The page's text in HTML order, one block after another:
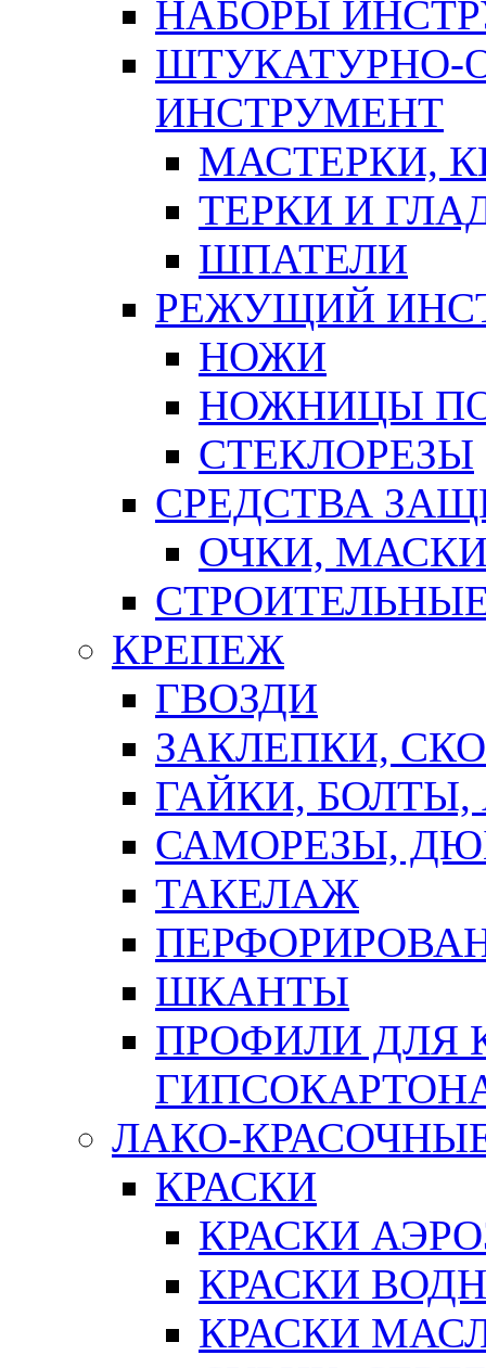
НАБОРЫ
ШТУКАТУРНО-
ИНСТРУМЕНТ
МАСТЕРКИ,
ТЕРКИ И
ШПАТЕЛИ
РЕЖУЩИЙ
НОЖИ
НОЖНИЦЫ
СТЕКЛОРЕЗЫ
СРЕДСТВА
ОЧКИ,
КРЕПЕЖ
ГВОЗДИ
ЗАКЛЕПКИ,
ГАЙКИ,
САМОРЕЗЫ,
ТАКЕЛАЖ
ШКАНТЫ
ПРОФИЛИ ДЛЯ
ЛАКО-
КРАСКИ
КРАСКИ
КРАСКИ
КРАСКИ